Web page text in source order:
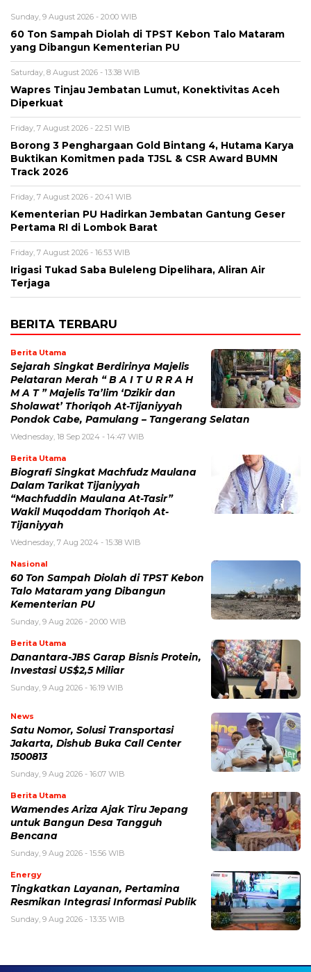
Sunday, 9 August 2026 - 20:00 WIB
60 Ton Sampah Diolah di TPST Kebon Talo Mataram
yang Dibangun Kementerian PU
Saturday, 8 August 2026 - 13:38 WIB
Wapres Tinjau Jembatan Lumut, Konektivitas Aceh
Diperkuat
Friday, 7 August 2026 - 22:51 WIB
Borong 3 Penghargaan Gold Bintang 4, Hutama Karya
Buktikan Komitmen pada TJSL & CSR Award BUMN
Track 2026
Friday, 7 August 2026 - 20:41 WIB
Kementerian PU Hadirkan Jembatan Gantung Geser
Pertama RI di Lombok Barat
Friday, 7 August 2026 - 16:53 WIB
Irigasi Tukad Saba Buleleng Dipelihara, Aliran Air
Terjaga
BERITA TERBARU
Berita Utama
Sejarah Singkat Berdirinya Majelis
Pelataran Merah “ B A I T U R R A H
M A T ” Majelis Ta’lim ‘Dzikir dan
Sholawat’ Thoriqoh At-Tijaniyyah
Pondok Cabe, Pamulang – Tangerang Selatan
Wednesday, 18 Sep 2024 - 14:47 WIB
Berita Utama
Biografi Singkat Machfudz Maulana
Dalam Tarikat Tijaniyyah
“Machfuddin Maulana At-Tasir”
Wakil Muqoddam Thoriqoh At-
Tijaniyyah
Wednesday, 7 Aug 2024 - 15:38 WIB
Nasional
60 Ton Sampah Diolah di TPST Kebon
Talo Mataram yang Dibangun
Kementerian PU
Sunday, 9 Aug 2026 - 20:00 WIB
Berita Utama
Danantara-JBS Garap Bisnis Protein,
Investasi US$2,5 Miliar
Sunday, 9 Aug 2026 - 16:19 WIB
News
Satu Nomor, Solusi Transportasi
Jakarta, Dishub Buka Call Center
1500813
Sunday, 9 Aug 2026 - 16:07 WIB
Berita Utama
Wamendes Ariza Ajak Tiru Jepang
untuk Bangun Desa Tangguh
Bencana
Sunday, 9 Aug 2026 - 15:56 WIB
Energy
Tingkatkan Layanan, Pertamina
Resmikan Integrasi Informasi Publik
Sunday, 9 Aug 2026 - 13:35 WIB